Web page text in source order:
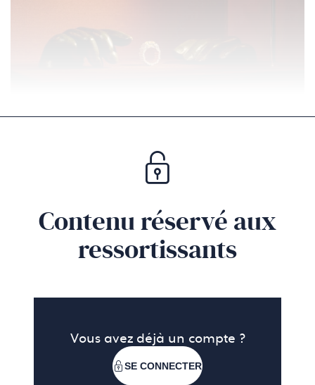
Les Mains d'Aristide Maillol, 1930 © Matteo Verzini
Contenu réservé aux
ressortissants
Vous avez déjà un compte ?
SE CONNECTER